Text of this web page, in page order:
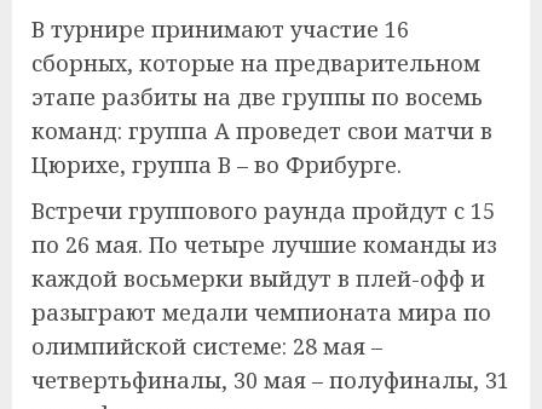
В турнире принимают участие 16
сборных, которые на предварительном
этапе разбиты на две группы по восемь
команд: группа А проведет свои матчи в
Цюрихе, группа В – во Фрибурге.
Встречи группового раунда пройдут с 15
по 26 мая. По четыре лучшие команды из
каждой восьмерки выйдут в плей-офф и
разыграют медали чемпионата мира по
олимпийской системе: 28 мая –
четвертьфиналы, 30 мая – полуфиналы, 31